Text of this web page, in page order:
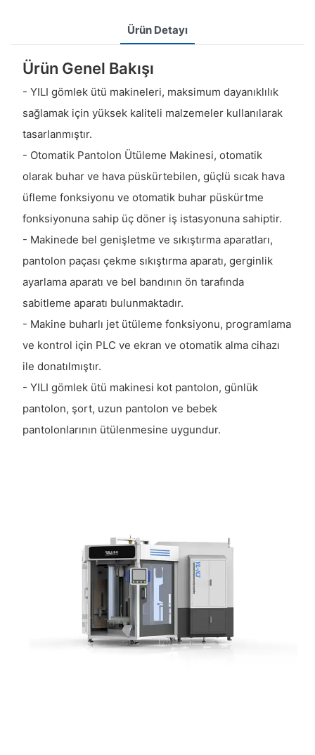
Ürün Detayı
Ürün Genel Bakışı
- YILI gömlek ütü makineleri, maksimum dayanıklılık
sağlamak için yüksek kaliteli malzemeler kullanılarak
tasarlanmıştır.
- Otomatik Pantolon Ütüleme Makinesi, otomatik
olarak buhar ve hava püskürtebilen, güçlü sıcak hava
üfleme fonksiyonu ve otomatik buhar püskürtme
fonksiyonuna sahip üç döner iş istasyonuna sahiptir.
- Makinede bel genişletme ve sıkıştırma aparatları,
pantolon paçası çekme sıkıştırma aparatı, gerginlik
ayarlama aparatı ve bel bandının ön tarafında
sabitleme aparatı bulunmaktadır.
- Makine buharlı jet ütüleme fonksiyonu, programlama
ve kontrol için PLC ve ekran ve otomatik alma cihazı
ile donatılmıştır.
- YILI gömlek ütü makinesi kot pantolon, günlük
pantolon, şort, uzun pantolon ve bebek
pantolonlarının ütülenmesine uygundur.